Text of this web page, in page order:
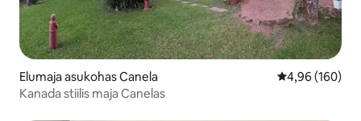
Elumaja asukohas Canela Keskmine
4,96 (160)
Kanada stiilis maja Canelas